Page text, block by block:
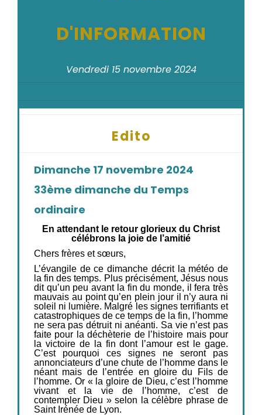
D'INFORMATION
Vendredi 15 novembre 2024
Edito
Dimanche 17 novembre 2024
33ème dimanche du Temps
ordinaire
En attendant le retour glorieux du Christ
célébrons la joie de l’amitié
Chers frères et sœurs,
L’évangile de ce dimanche décrit la météo de
la fin des temps. Plus précisément, Jésus nous
dit qu’un peu avant la fin du monde, il fera très
mauvais au point qu’en plein jour il n’y aura ni
soleil ni lumière. Malgré les signes terrifiants et
catastrophiques de ce temps de la fin, l’homme
ne sera pas détruit ni anéanti. Sa vie n’est pas
faite pour la déchèterie de l’histoire mais pour
la victoire de la fin dont l’amour est le gage.
C’est pourquoi ces signes ne seront pas
annonciateurs d’une chute de l’homme dans le
néant mais de l’entrée en gloire du Fils de
l’homme. Or « la gloire de Dieu, c’est l’homme
vivant et la vie de l’homme, c’est de
contempler Dieu » selon la célèbre phrase de
Saint Irénée de Lyon.